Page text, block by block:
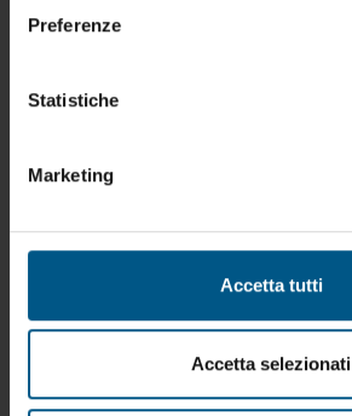
Preferenze
Statistiche
Marketing
Accetta tutti
Accetta selezionati
VTR.23.01 - Blocchi refrattar